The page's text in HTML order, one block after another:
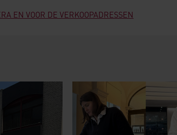
EN VOOR DE VERKOOPADRESSEN